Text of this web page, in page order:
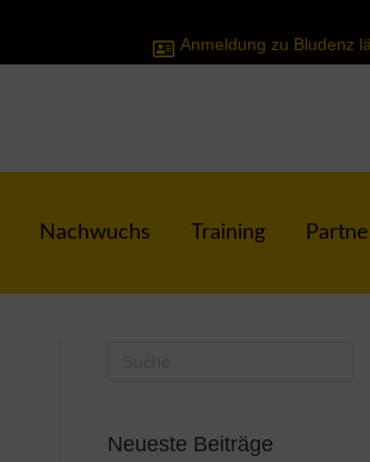
Anmeldung zu Bludenz
Nachwuchs Training
Neueste Beiträge